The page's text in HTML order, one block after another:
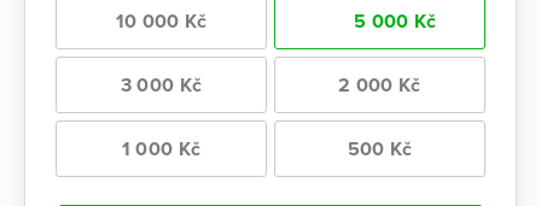
10 000 Kč 5 000 Kč
3 000 Kč 2 000 Kč
1 000 Kč 500 Kč